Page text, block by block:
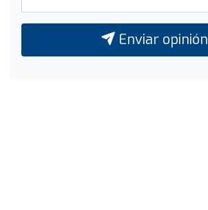
Enviar opinión